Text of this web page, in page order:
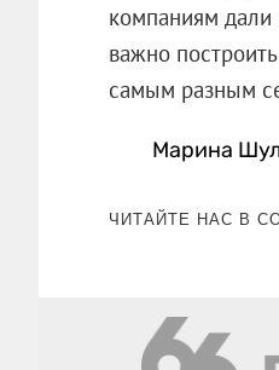
компаниям
важно
самым
Марина
ЧИТАЙТЕ НАС В